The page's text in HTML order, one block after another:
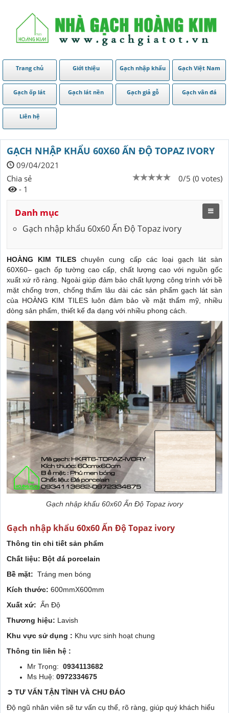
Trang chủ Giới thiệu Gạch nhập khẩu Gạch Việt Nam
Gạch ốp lát Gạch lát nền Gạch giả gỗ Gạch vân đá
Liên hệ
GẠCH NHẬP KHẨU 60X60 ẤN ĐỘ TOPAZ IVORY
09/04/2021
0/5 (0 votes)
Chia sẻ
- 1
Danh mục
Gạch nhập khẩu 60x60 Ấn Độ Topaz ivory
HOÀNG KIM TILES chuyên cung cấp các loại gạch lát sàn
60X60– gạch ốp tường cao cấp, chất lượng cao với nguồn gốc
xuất xứ rõ ràng. Ngoài giúp đảm bảo chất lựợng công trình với bề
mặt chống trơn, chống thấm lâu dài các sản phẩm gạch lát sàn
của HOÀNG KIM TILES luôn đảm bảo về mặt thẩm mỹ, nhiều
dòng sản phẩm, thiết kế đa dạng với nhiều phong cách.
Gạch nhập khẩu 60x60 Ấn Độ Topaz ivory
Gạch nhập khẩu 60x60 Ấn Độ Topaz ivory
Thông tin chi tiết sản phẩm
Chất liệu: Bột đá porcelain
Bề mặt: Tráng men bóng
Kích thước: 600mmX600mm
Xuất xứ: Ấn Độ
Thương hiệu: Lavish
Khu vực sử dụng : Khu vực sinh hoạt chung
Thông tin liên hệ :
Mr Trọng: 0934113682
Ms Huệ: 0972334675
➲ TƯ VẤN TẬN TÌNH VÀ CHU ĐÁO
Độ ngũ nhân viên sẽ tư vấn cụ thể, rõ ràng, giúp quý khách hiểu